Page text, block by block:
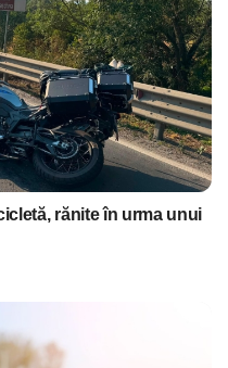
rănite în urma unui